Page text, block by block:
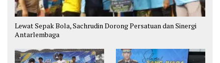
Lewat Sepak Bola, Sachrudin Dorong Persatuan dan Sinergi
Antarlembaga